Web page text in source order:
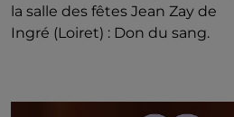
la salle des fêtes Jean Zay de
Ingré (Loiret) : Don du sang.